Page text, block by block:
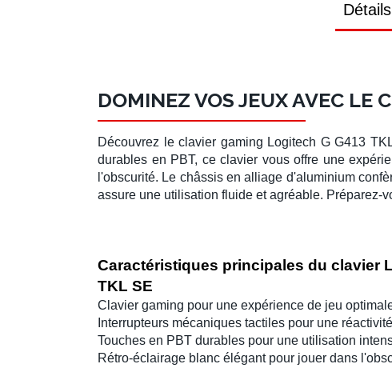
Détails
DOMINEZ VOS JEUX AVEC LE
Découvrez le clavier gaming Logitech G G413
durables en PBT, ce clavier vous offre une
l'obscurité. Le châssis en alliage d'aluminium
assure une utilisation fluide et agréable. Préparez-
Caractéristiques principales du clavier
TKL SE
Clavier gaming pour une expérience de jeu
Interrupteurs mécaniques tactiles pour une
Touches en PBT durables pour une utilisation
Rétro-éclairage blanc élégant pour jouer dans